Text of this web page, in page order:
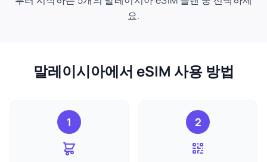
요.
말레이시아에서 eSIM 사용 방법
1 2